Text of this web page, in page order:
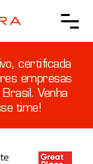
certificada
empresas
Venha
time!